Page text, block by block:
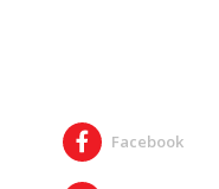
Facebook